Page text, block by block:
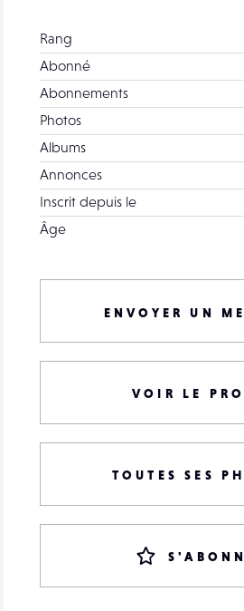
Rang
Abonné
Abonnements
Photos
Albums
Annonces
Inscrit depuis le
Âge
ENVOYER UN
VOIR LE
TOUTES SES